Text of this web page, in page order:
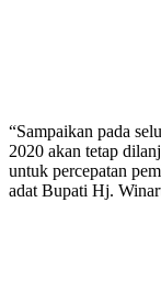
“Sampaikan pada
2020 akan tetap
untuk percepatan
adat Bupati Hj.